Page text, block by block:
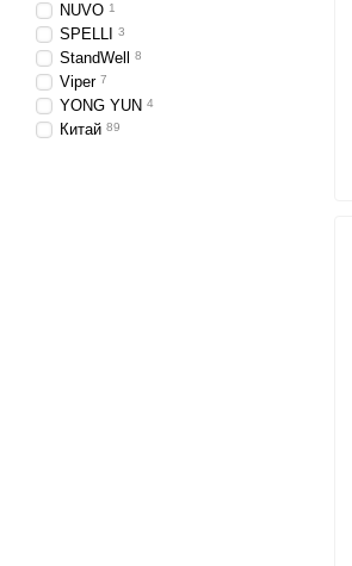
NUVO 1
SPELLI 3
StandWell 8
Viper 7
YONG YUN 4
Китай 89